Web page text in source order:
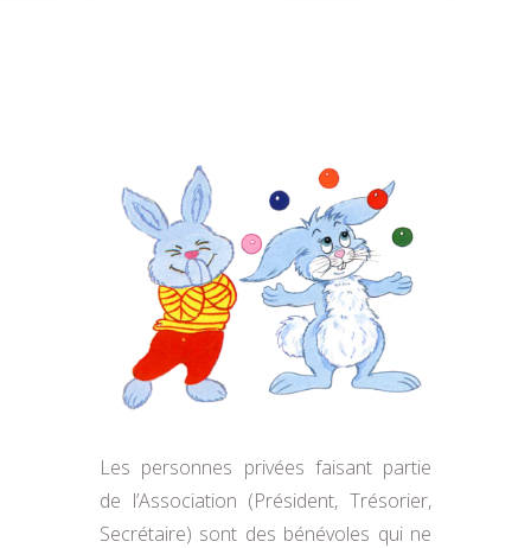
Les personnes privées faisant partie
de l’Association (Président, Trésorier,
Secrétaire) sont des bénévoles qui ne